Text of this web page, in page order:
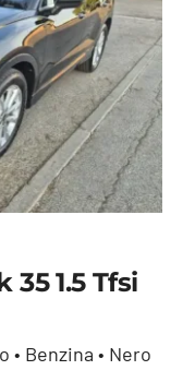
35
1.5 Tfsi
• Benzina • Nero